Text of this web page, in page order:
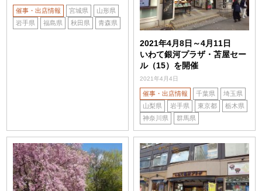
催事・出店情報 宮城県
山形県
岩手県
福島県 秋田県 青森県
2021年4月8日～4月11日
いわて銀河プラザ・苫屋セー
ル（15）を開催
2021年4月4日
催事・出店情報 千葉県
埼玉県
山梨県
岩手県 東京都
栃木県
神奈川県
群馬県